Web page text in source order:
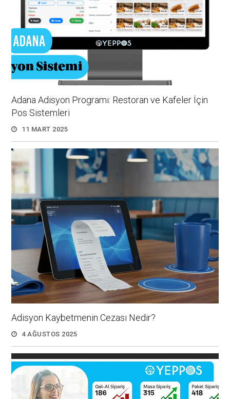
Adana Adisyon Programı: Restoran ve Kafeler İçin
Pos Sistemleri
11 MART 2025
Adisyon Kaybetmenin Cezası Nedir?
4 AĞUSTOS 2025